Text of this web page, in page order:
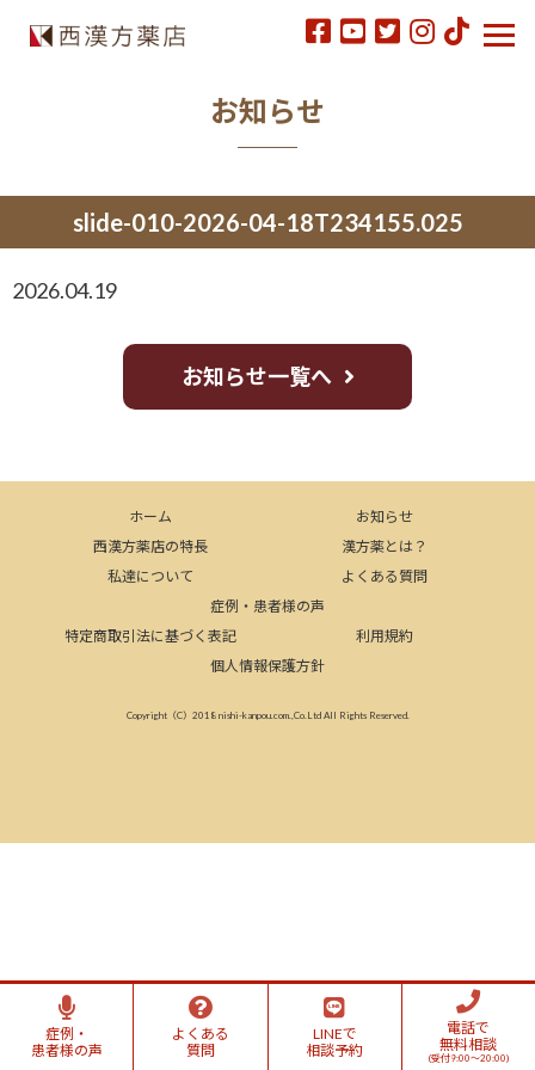
お知らせ
slide-010-2026-04-18T234155.025
2026.04.19
お知らせ一覧へ
ホーム
お知らせ
西漢方薬店の特長
漢方薬とは？
私達について
よくある質問
症例・患者様の声
特定商取引法に基づく表記
利用規約
個人情報保護方針
Copyright（C）2018 nishi-kanpou.com.,Co.Ltd All Rights Reserved.
症例・
患者様の声
よくある
質問
LINEで
相談予約
電話で
無料相談
(受付9:00～20:00)